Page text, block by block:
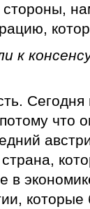
к
Сегодня
что
в